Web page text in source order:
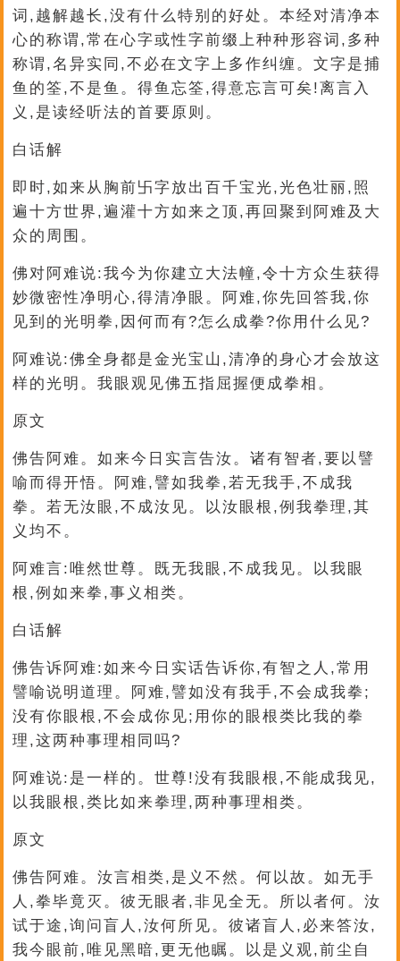
词,越解越长,没有什么特别的好处。本经对清净本
心的称谓,常在心字或性字前缀上种种形容词,多种
称谓,名异实同,不必在文字上多作纠缠。文字是捕
鱼的筌,不是鱼。得鱼忘筌,得意忘言可矣!离言入
义,是读经听法的首要原则。
白话解
即时,如来从胸前卐字放出百千宝光,光色壮丽,照
遍十方世界,遍灌十方如来之顶,再回聚到阿难及大
众的周围。
佛对阿难说:我今为你建立大法幢,令十方众生获得
妙微密性净明心,得清净眼。阿难,你先回答我,你
见到的光明拳,因何而有?怎么成拳?你用什么见?
阿难说:佛全身都是金光宝山,清净的身心才会放这
样的光明。我眼观见佛五指屈握便成拳相。
原文
佛告阿难。如来今日实言告汝。诸有智者,要以譬
喻而得开悟。阿难,譬如我拳,若无我手,不成我
拳。若无汝眼,不成汝见。以汝眼根,例我拳理,其
义均不。
阿难言:唯然世尊。既无我眼,不成我见。以我眼
根,例如来拳,事义相类。
白话解
佛告诉阿难:如来今日实话告诉你,有智之人,常用
譬喻说明道理。阿难,譬如没有我手,不会成我拳;
没有你眼根,不会成你见;用你的眼根类比我的拳
理,这两种事理相同吗?
阿难说:是一样的。世尊!没有我眼根,不能成我见,
以我眼根,类比如来拳理,两种事理相类。
原文
佛告阿难。汝言相类,是义不然。何以故。如无手
人,拳毕竟灭。彼无眼者,非见全无。所以者何。汝
试于途,询问盲人,汝何所见。彼诸盲人,必来答汝,
我今眼前,唯见黑暗,更无他瞩。以是义观,前尘自